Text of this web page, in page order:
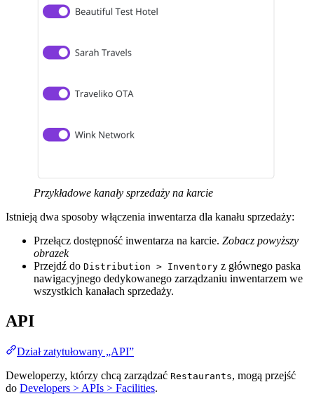
Przykładowe kanały sprzedaży na karcie
Istnieją dwa sposoby włączenia inwentarza dla kanału sprzedaży:
Przełącz dostępność inwentarza na karcie. Zobacz powyższy
obrazek
Przejdź do Distribution > Inventory z głównego paska
nawigacyjnego dedykowanego zarządzaniu inwentarzem we
wszystkich kanałach sprzedaży.
API
Dział zatytułowany „API”
Deweloperzy, którzy chcą zarządzać Restaurants, mogą przejść
do Developers > APIs > Facilities.